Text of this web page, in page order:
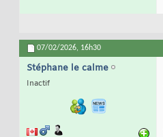
07/02/2026, 16h30
Stéphane le calme
Inactif